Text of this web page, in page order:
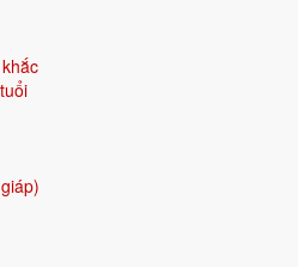
Con Khỉ
Thổ
đất